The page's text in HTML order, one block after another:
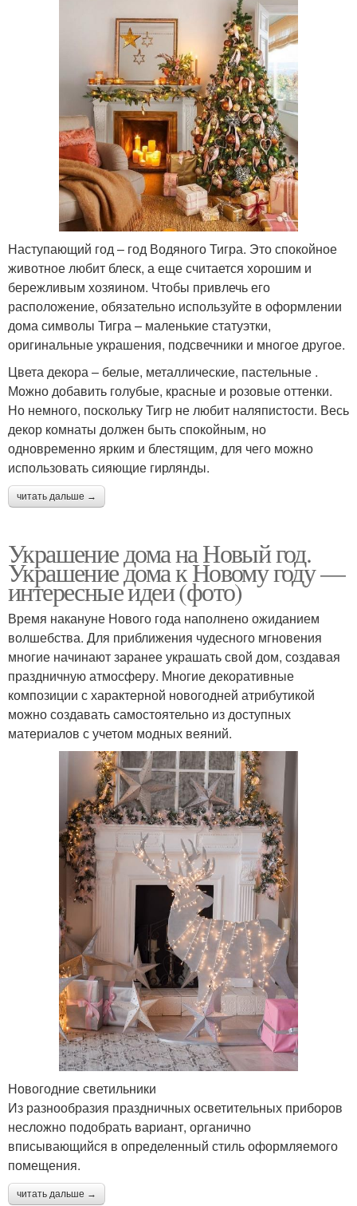
Наступающий год – год Водяного Тигра. Это спокойное
животное любит блеск, а еще считается хорошим и
бережливым хозяином. Чтобы привлечь его
расположение, обязательно используйте в оформлении
дома символы Тигра – маленькие статуэтки,
оригинальные украшения, подсвечники и многое другое.
Цвета декора – белые, металлические, пастельные .
Можно добавить голубые, красные и розовые оттенки.
Но немного, поскольку Тигр не любит наляпистости. Весь
декор комнаты должен быть спокойным, но
одновременно ярким и блестящим, для чего можно
использовать сияющие гирлянды.
читать дальше →
Украшение дома на Новый год.
Украшение дома к Новому году —
интересные идеи (фото)
Время накануне Нового года наполнено ожиданием
волшебства. Для приближения чудесного мгновения
многие начинают заранее украшать свой дом, создавая
праздничную атмосферу. Многие декоративные
композиции с характерной новогодней атрибутикой
можно создавать самостоятельно из доступных
материалов с учетом модных веяний.
Новогодние светильники
Из разнообразия праздничных осветительных приборов
несложно подобрать вариант, органично
вписывающийся в определенный стиль оформляемого
помещения.
читать дальше →